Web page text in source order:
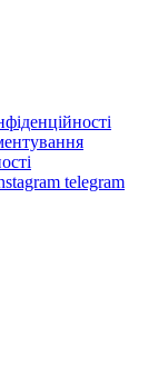
telegram